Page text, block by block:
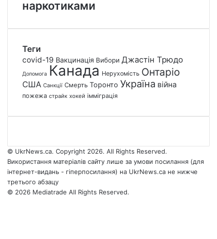
наркотиками
Теги
covid-19 Вакцинація Вибори Джастін Трюдо
Допомога Канада Нерухомість Онтаріо
США Санкції Смерть Торонто Україна війна
пожежа страйк хокей імміграція
© UkrNews.ca. Copyright 2026. All Rights Reserved.
Використання матеріалів сайту лише за умови посилання (для
інтернет-видань - гіперпосилання) на UkrNews.ca не нижче
третього абзацу
© 2026 Mediatrade All Rights Reserved.